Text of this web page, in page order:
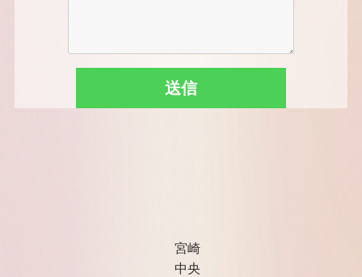
宮崎
中央